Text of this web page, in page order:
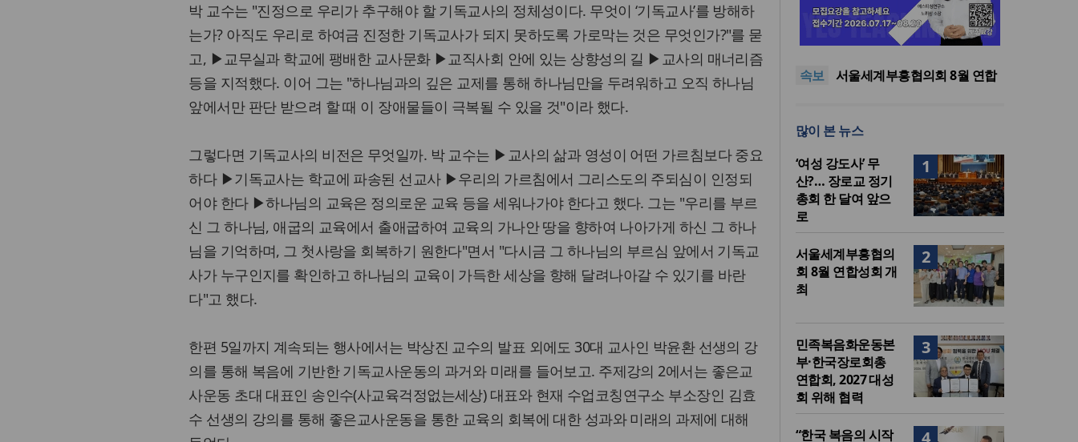
박 교수는 "진정으로 우리가 추구해야 할 기독교사의 정체성이다. 무엇이 ‘기독교사’를 방해하
는가? 아직도 우리로 하여금 진정한 기독교사가 되지 못하도록 가로막는 것은 무엇인가?"를 묻
고, ▶교무실과 학교에 팽배한 교사문화 ▶교직사회 안에 있는 상향성의 길 ▶교사의 매너리즘
등을 지적했다. 이어 그는 "하나님과의 깊은 교제를 통해 하나님만을 두려워하고 오직 하나님
앞에서만 판단 받으려 할 때 이 장애물들이 극복될 수 있을 것"이라 했다.
그렇다면 기독교사의 비전은 무엇일까. 박 교수는 ▶교사의 삶과 영성이 어떤 가르침보다 중요
하다 ▶기독교사는 학교에 파송된 선교사 ▶우리의 가르침에서 그리스도의 주되심이 인정되
어야 한다 ▶하나님의 교육은 정의로운 교육 등을 세워나가야 한다고 했다. 그는 "우리를 부르
신 그 하나님, 애굽의 교육에서 출애굽하여 교육의 가나안 땅을 향하여 나아가게 하신 그 하나
님을 기억하며, 그 첫사랑을 회복하기 원한다"면서 "다시금 그 하나님의 부르심 앞에서 기독교
사가 누구인지를 확인하고 하나님의 교육이 가득한 세상을 향해 달려나아갈 수 있기를 바란
다"고 했다.
한편 5일까지 계속되는 행사에서는 박상진 교수의 발표 외에도 30대 교사인 박윤환 선생의 강
의를 통해 복음에 기반한 기독교사운동의 과거와 미래를 들어보고. 주제강의 2에서는 좋은교
사운동 초대 대표인 송인수(사교육걱정없는세상) 대표와 현재 수업코칭연구소 부소장인 김효
수 선생의 강의를 통해 좋은교사운동을 통한 교육의 회복에 대한 성과와 미래의 과제에 대해
속보
“한국 복음의 시작에는 미국보
다 먼저 일본이 있었습니다”
“기도로 시작한 스틸 美 대사,
중단하라”
서울세계부흥협의회 8월 연합
협력
다 먼저 일본이 있었습니다”
“기도로 시작한 스틸 美 대사,
한미동맹의 가교 되어주길”
많이 본 뉴스
1
‘여성 강도사’ 무
산?… 장로교 정기
총회 한 달여 앞으
로
2
서울세계부흥협의
회 8월 연합성회 개
최
3
민족복음화운동본
부·한국장로회총
연합회, 2027 대성
회 위해 협력
“한국 복음의 시작